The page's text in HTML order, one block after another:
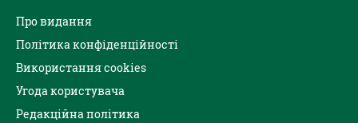
Про видання
Політика конфіденційності
Використання cookies
Угода користувача
Редакційна політика